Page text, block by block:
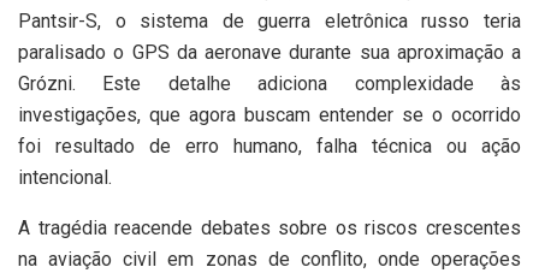
Pantsir-S, o sistema de guerra eletrônica russo teria
paralisado o GPS da aeronave durante sua aproximação a
Grózni. Este detalhe adiciona complexidade às
investigações, que agora buscam entender se o ocorrido
foi resultado de erro humano, falha técnica ou ação
intencional.
A tragédia reacende debates sobre os riscos crescentes
na aviação civil em zonas de conflito, onde operações